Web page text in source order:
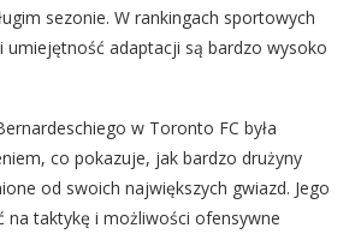
sezonie. W rankingach sportowych
umiejętność adaptacji są bardzo wysoko
w Toronto FC była
co pokazuje, jak bardzo drużyny
od swoich największych gwiazd. Jego
na taktykę i możliwości ofensywne